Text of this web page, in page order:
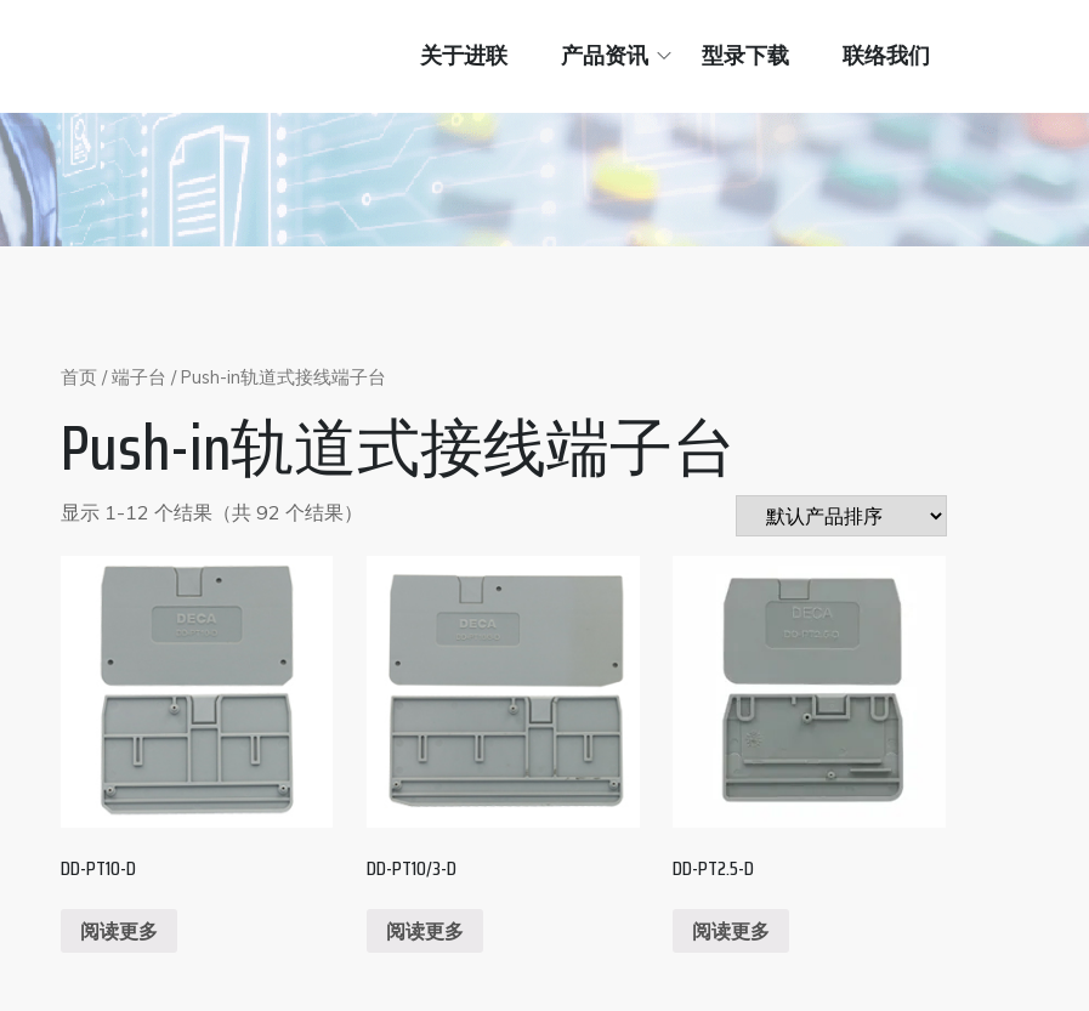
关于进联 产品资讯 型录下载 联络我们
首页 /端子台 / Push-in轨道式接线端子台
Push-in轨道式接线端子台
显示 1-12 个结果（共 92 个结果）
DD-PT10-D
阅读更多
DD-PT10/3-D
阅读更多
DD-PT2.5-D
阅读更多